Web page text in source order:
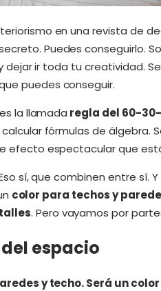
en una revista de
Puedes conseguirlo.
ir toda tu creatividad.
puedes conseguir.
la llamada regla del 60-
fórmulas de álgebra.
efecto espectacular que
sí, que combinen entre sí.
color para techos y
. Pero vayamos por
espacio
y techo. Será un